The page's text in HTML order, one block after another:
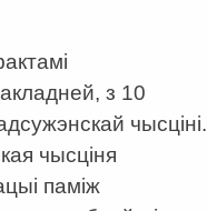
з 10
чысціні.
чысціня
паміж